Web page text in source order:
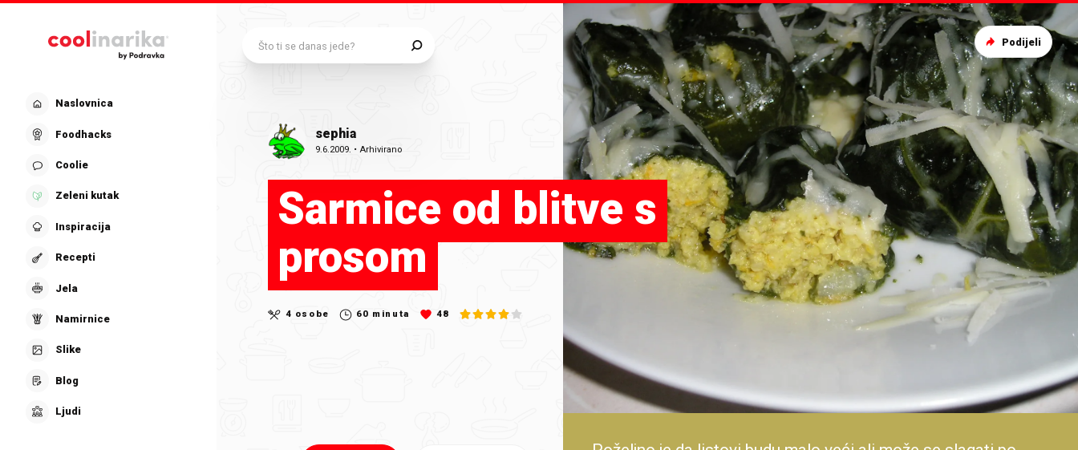
Naslovnica
Foodhacks
Coolie
Zeleni kutak
Inspiracija
Recepti
Jela
Namirnice
Slike
Blog
Ljudi
sephia
9.6.2009. •Arhivirano
Sarmice od blitve s
prosom
4 osobe 60 minuta 48
Podijeli
Što ti se danas jede?